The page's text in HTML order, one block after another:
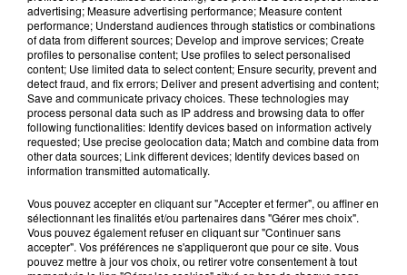
Grand jeu de l'été : les cabines de plages
Gagnez vos entrées pour Dennlys
advertising; Measure advertising performance; Measure content
performance; Understand audiences through statistics or combinations
of data from different sources; Develop and improve services; Create
profiles to personalise content; Use profiles to select personalised
content; Use limited data to select content; Ensure security, prevent and
detect fraud, and fix errors; Deliver and present advertising and content;
Save and communicate privacy choices. These technologies may
process personal data such as IP address and browsing data to offer
following functionalities: Identify devices based on information actively
requested; Use precise geolocation data; Match and combine data from
other data sources; Link different devices; Identify devices based on
information transmitted automatically.
Vous pouvez accepter en cliquant sur "Accepter et fermer", ou affiner en
sélectionnant les finalités et/ou partenaires dans "Gérer mes choix".
Vous pouvez également refuser en cliquant sur "Continuer sans
accepter". Vos préférences ne s'appliqueront que pour ce site. Vous
pouvez mettre à jour vos choix, ou retirer votre consentement à tout